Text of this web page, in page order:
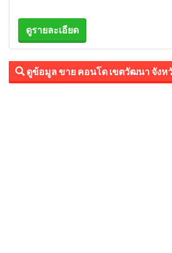
ดูรายละเอียด
ดูข้อมูล ขาย คอนโด เขตวัฒนา จัง